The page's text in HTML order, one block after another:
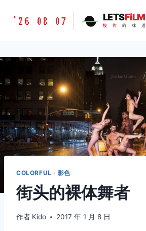
胶
味
LETSFILM
'26 08 07 LETSFiLM
胶 片 的 味 道
COLORFUL · 影色
街头的裸体舞者
作者 Kido 2017 年 1 月 8 日